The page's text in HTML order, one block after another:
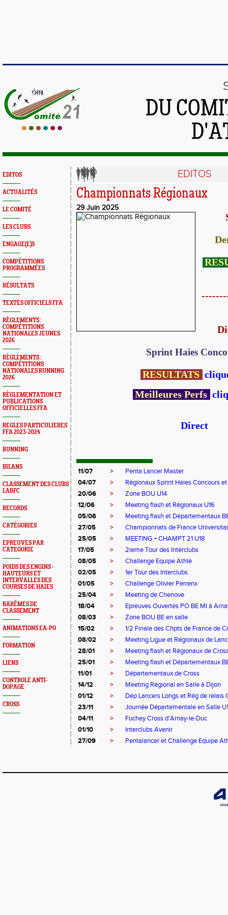
DU
EDITOS
ACTUALITÉS
LE COMITÉ
LES CLUBS
ENGAGE(E)S
COMPÉTITIONS
PROGRAMMÉES
RÉSULTATS
TEXTES OFFICIELS FFA
RÈGLEMENTS :
COMPÉTITIONS
NATIONALES JEUNES
2026
RÈGLEMENTS :
COMPÉTITIONS
NATIONALES RUNNING
2026
RÈGLEMENTATION ET
PUBLICATIONS
OFFICIELLES FFA
REGLES PARTICULIERES
FFA 2023-2024
RUNNING
BILANS
CLASSEMENT DES CLUBS
LABFC
RECORDS
CATÉGORIES
EPREUVES PAR
CATEGORIE
POIDS DES ENGINS -
HAUTEURS ET
INTERVALLES DES
COURSES DE HAIES
BARÊMES DE
CLASSEMENT
ANIMATIONS EA-PO
FORMATION
LIENS
CONTROLE ANTI-
DOPAGE
CROSS
EDITOS
Championnats Régionaux
29 Juin 2025
Sprint Haies
RESULTATS
Meilleures Perfs
Direct
11/07 >
Penta Lancer Master
04/07
>
Régionaux Sprint Haies Concours
20/06
>
Zone BOU U14
12/06
>
Meeting flash et Régionaux U16
05/06
>
Meeting flash et Départementaux
27/05
>
Championnats de France
25/05
>
MEETING + CHAMPT 21 U18
17/05
>
2ieme Tour des Interclubs
08/05
>
Challenge Equipe Athlé
02/05
>
1er Tour des Interclubs
01/05
>
Challenge Olivier Perrenx
25/04
>
Meeting de Chenove
18/04
>
Epreuves Ouvertes PO BE MI à
08/03
>
Zone BOU BE en salle
15/02
>
1/2 Finale des Chpts de France de
08/02
>
Meeting Ligue et Régionaux de
28/01
>
Meeting flash et Régionaux de
25/01
>
Meeting flash et Départementaux
11/01
>
Départementaux de Cross
14/12
>
Meeting Régional en Salle à Dijon
01/12
>
Dép Lancers Longs et Rég de relais
23/11
>
Journée Départementale en Salle
04/11
>
Fuchey Cross d'Arnay-le-Duc
01/10
>
Interclubs Avenir
27/09
> Pentalancer et Challenge Equipe